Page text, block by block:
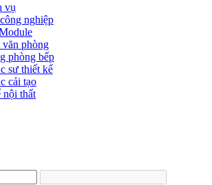
vụ
nghiệp
phòng
phòng bếp
sư thiết kế
cải tạo
nội thất